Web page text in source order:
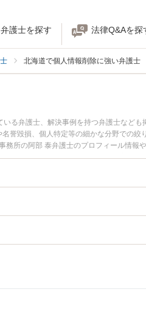
弁護士を探す 法律Q&Aを探
北海道で個人情報削除に強い弁護士
る弁護士、解決事例を持つ弁護士なども
誉毀損、個人特定等の細かな分野での絞
所の阿部 泰弁護士のプロフィール情報
『個人情報削除のトラブル解決の実績豊
談者さんにおすすめです。